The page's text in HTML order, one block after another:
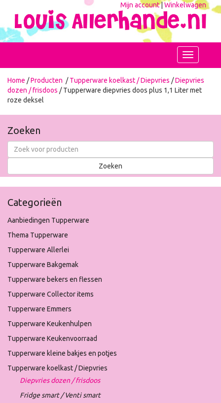
Mijn account|Winkelwagen
Toggle
navigation
Home /Producten /Tupperware koelkast / Diepvries /Diepvries
dozen / frisdoos / Tupperware diepvries doos plus 1,1 Liter met
roze deksel
Zoeken
Categorieën
Aanbiedingen Tupperware
Thema Tupperware
Tupperware Allerlei
Tupperware Bakgemak
Tupperware bekers en flessen
Tupperware Collector items
Tupperware Emmers
Tupperware Keukenhulpen
Tupperware Keukenvoorraad
Tupperware kleine bakjes en potjes
Tupperware koelkast / Diepvries
Diepvries dozen / frisdoos
Fridge smart / Venti smart